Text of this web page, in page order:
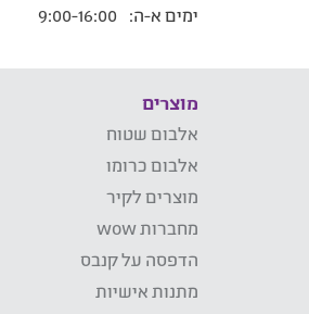
ימים א-ה:
מוצרים
אלבום שטוח
אלבום כרומו
מוצרים לקיר
מחברות wow
הדפסה על קנבס
מתנות אישיות